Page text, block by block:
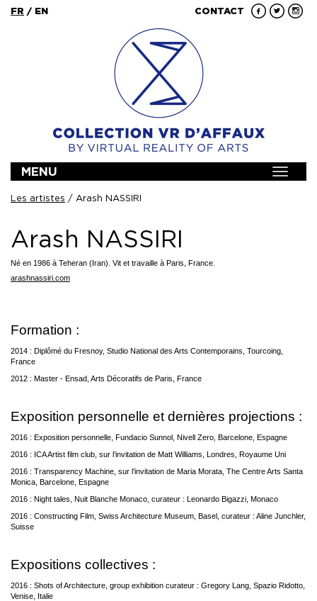
FR / EN CONTACT
Toggle
MENU
Les artistes / Arash NASSIRI
Arash NASSIRI
Né en 1986 à Teheran (Iran). Vit et travaille à Paris, France.
arashnassiri.com
Formation :
2014 : Diplômé du Fresnoy, Studio National des Arts Contemporains, Tourcoing,
France
2012 : Master - Ensad, Arts Décoratifs de Paris, France
Exposition personnelle et dernières projections :
2016 : Exposition personnelle, Fundacio Sunnol, Nivell Zero, Barcelone, Espagne
2016 : ICA Artist film club, sur l’invitation de Matt Williams, Londres, Royaume Uni
2016 : Transparency Machine, sur l’invitation de Maria Morata, The Centre Arts Santa
Monica, Barcelone, Espagne
2016 : Night tales, Nuit Blanche Monaco, curateur : Leonardo Bigazzi, Monaco
2016 : Constructing Film, Swiss Architecture Museum, Basel, curateur : Aline Junchler,
Suisse
Expositions collectives :
2016 : Shots of Architecture, group exhibition curateur : Gregory Lang, Spazio Ridotto,
Venise, Italie